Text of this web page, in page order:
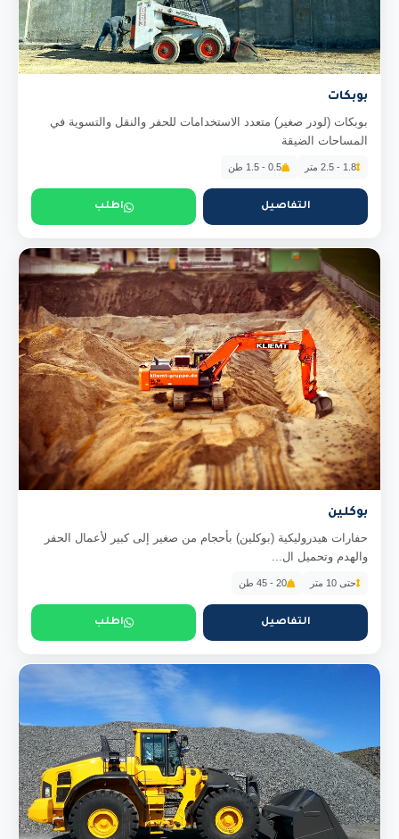
بوبكات
بوبكات (لودر صغير) متعدد الاستخدامات للحفر والنقل والتسوية في
المساحات الضيقة
1.8 - 2.5 متر 0.5 - 1.5 طن
التفاصيل اطلب
بوكلين
حفارات هيدروليكية (بوكلين) بأحجام من صغير إلى كبير لأعمال الحفر
والهدم وتحميل ال...
حتى 10 متر 20 - 45 طن
التفاصيل اطلب